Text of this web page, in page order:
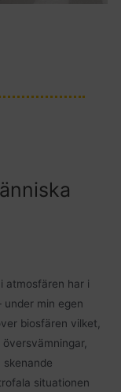
atmosfären har i
under min egen
biosfären vilket,
skenande
situationen